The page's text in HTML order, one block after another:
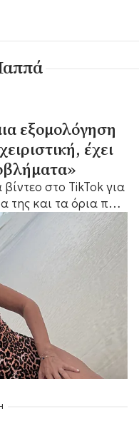
εξομολόγηση
έχει
στο TikTok για
της και τα όρια που